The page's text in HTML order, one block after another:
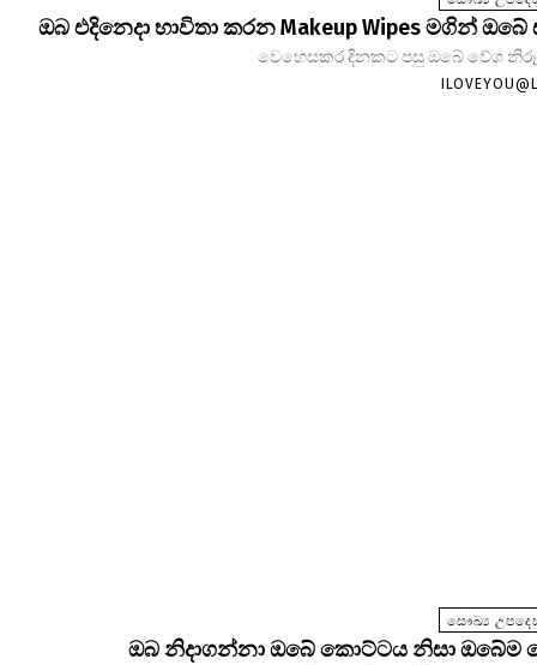
ඔබ එදිනෙදා භාවිතා කරන Makeup Wipes මගින්
වෙහෙසකර දිනකට පසු ඔබේ වේශ
සෞඛ්‍ය
ඔබ නිදාගන්නා ඔබේ කොට්ටය නිසා ඔබේම